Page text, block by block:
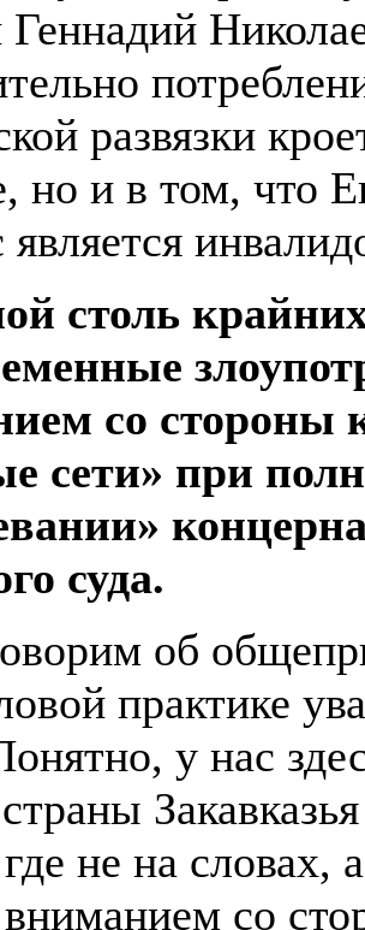
развязки
но и в том, что
является
столь
со стороны
сети» при
суда.
об
практике
у нас
не на словах,
со